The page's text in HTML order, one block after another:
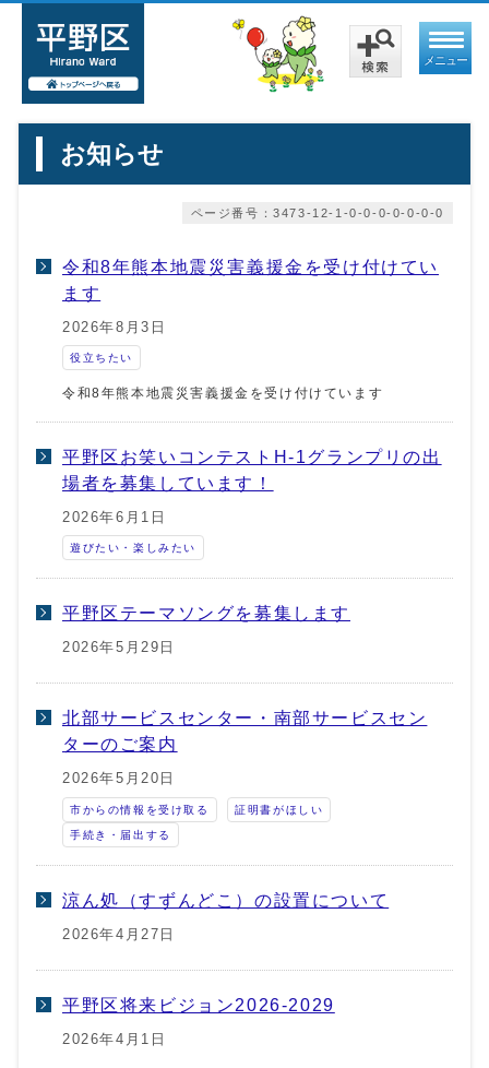
メニュー
お知らせ
ページ番号：3473-12-1-0-0-0-0-0-0-0
令和8年熊本地震災害義援金を受け付けてい
ます
2026年8月3日
役立ちたい
令和8年熊本地震災害義援金を受け付けています
平野区お笑いコンテストH-1グランプリの出
場者を募集しています！
2026年6月1日
遊びたい・楽しみたい
平野区テーマソングを募集します
2026年5月29日
北部サービスセンター・南部サービスセン
ターのご案内
2026年5月20日
市からの情報を受け取る 証明書がほしい
手続き・届出する
涼ん処（すずんどこ）の設置について
2026年4月27日
平野区将来ビジョン2026-2029
2026年4月1日